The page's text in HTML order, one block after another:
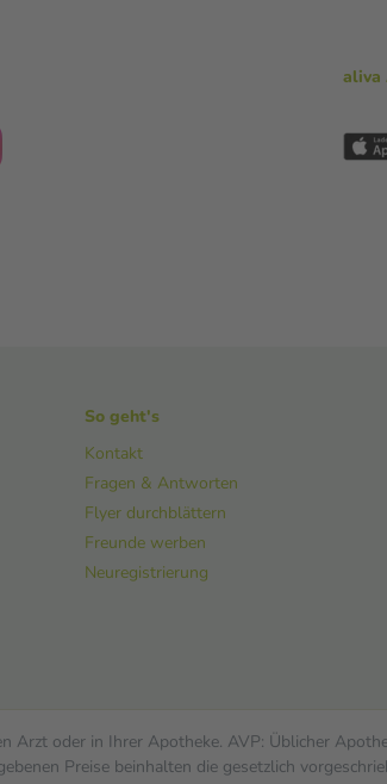
aliva
So geht's
Kontakt
Fragen & Antworten
Flyer durchblättern
Freunde werben
Neuregistrierung
oder in Ihrer Apotheke. AVP: Üblicher
Preise beinhalten die gesetzlich